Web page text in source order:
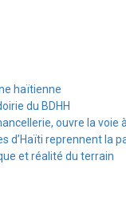
haïtienne
du BDHH
ouvre la
d’Haïti reprennent la
et réalité du terrain